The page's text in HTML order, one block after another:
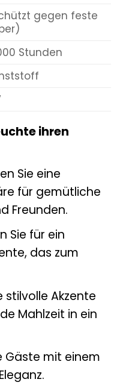
gegen feste
Stunden
ihren
Sie eine
für gemütliche
Freunden.
Sie für ein
das zum
stilvolle Akzente
Mahlzeit in ein
Gäste mit einem